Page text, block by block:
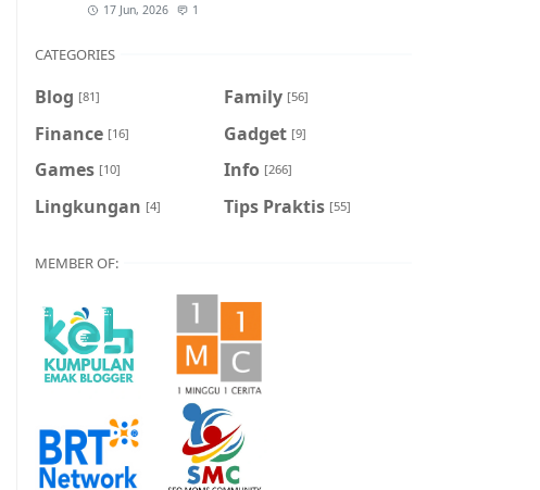
17 Jun, 2026 1
CATEGORIES
Blog [81] Family [56]
Finance [16] Gadget [9]
Games [10] Info [266]
Lingkungan [4] Tips Praktis [55]
MEMBER OF: